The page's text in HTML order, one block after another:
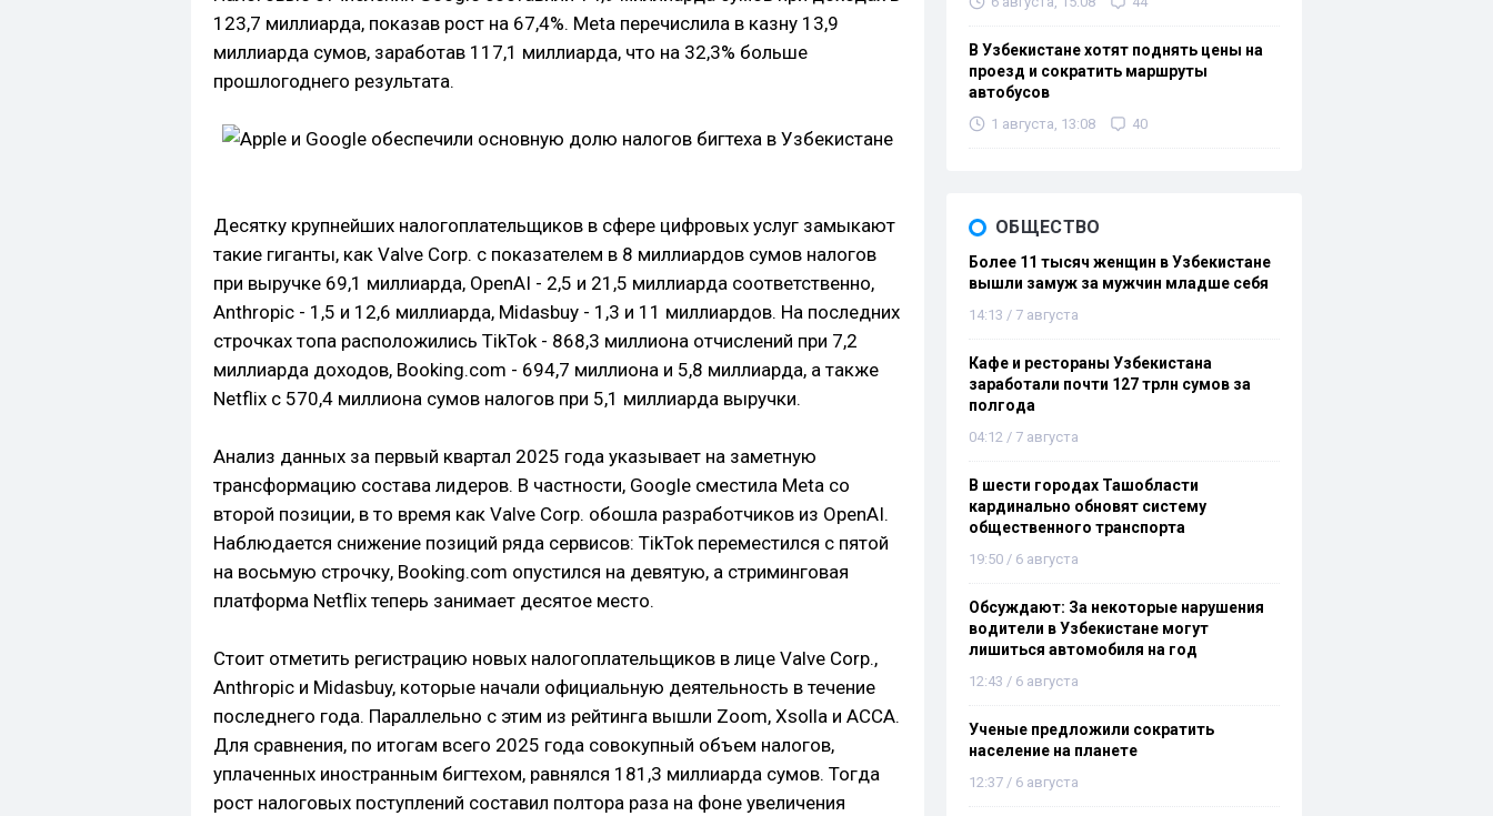
123,7 миллиарда, показав рост на 67,4%. Meta перечислила в казну 13,9
миллиарда сумов, заработав 117,1 миллиарда, что на 32,3% больше
прошлогоднего результата.
Десятку крупнейших налогоплательщиков в сфере цифровых услуг замыкают
такие гиганты, как Valve Corp. с показателем в 8 миллиардов сумов налогов
при выручке 69,1 миллиарда, OpenAI - 2,5 и 21,5 миллиарда соответственно,
Anthropic - 1,5 и 12,6 миллиарда, Midasbuy - 1,3 и 11 миллиардов. На последних
строчках топа расположились TikTok - 868,3 миллиона отчислений при 7,2
миллиарда доходов, Booking.com - 694,7 миллиона и 5,8 миллиарда, а также
Netflix с 570,4 миллиона сумов налогов при 5,1 миллиарда выручки.
Анализ данных за первый квартал 2025 года указывает на заметную
трансформацию состава лидеров. В частности, Google сместила Meta со
второй позиции, в то время как Valve Corp. обошла разработчиков из OpenAI.
Наблюдается снижение позиций ряда сервисов: TikTok переместился с пятой
на восьмую строчку, Booking.com опустился на девятую, а стриминговая
платформа Netflix теперь занимает десятое место.
Стоит отметить регистрацию новых налогоплательщиков в лице Valve Corp.,
Anthropic и Midasbuy, которые начали официальную деятельность в течение
последнего года. Параллельно с этим из рейтинга вышли Zoom, Xsolla и ACCA.
Для сравнения, по итогам всего 2025 года совокупный объем налогов,
уплаченных иностранным бигтехом, равнялся 181,3 миллиарда сумов. Тогда
рост налоговых поступлений составил полтора раза на фоне увеличения
В Узбекистане хотят поднять цены на
проезд и сократить маршруты
автобусов
1 августа, 13:08 40
ОБЩЕСТВО
Более 11 тысяч женщин в Узбекистане
вышли замуж за мужчин младше себя
14:13 / 7 августа
Кафе и рестораны Узбекистана
заработали почти 127 трлн сумов за
полгода
04:12 / 7 августа
В шести городах Ташобласти
кардинально обновят систему
общественного транспорта
19:50 / 6 августа
Обсуждают: За некоторые нарушения
водители в Узбекистане могут
лишиться автомобиля на год
12:43 / 6 августа
Ученые предложили сократить
население на планете
12:37 / 6 августа